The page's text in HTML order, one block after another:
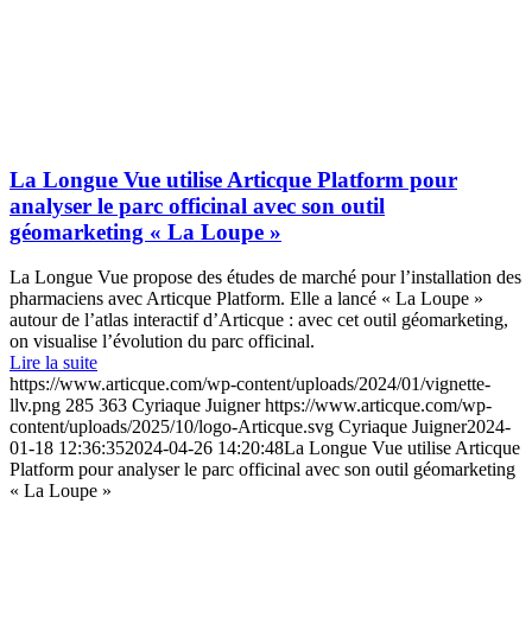
La Longue Vue utilise Articque Platform pour
analyser le parc officinal avec son outil
géomarketing « La Loupe »
La Longue Vue propose des études de marché pour l’installation des
pharmaciens avec Articque Platform. Elle a lancé « La Loupe »
autour de l’atlas interactif d’Articque : avec cet outil géomarketing,
on visualise l’évolution du parc officinal.
Lire la suite
https://www.articque.com/wp-content/uploads/2024/01/vignette-
llv.png 285 363 Cyriaque Juigner https://www.articque.com/wp-
content/uploads/2025/10/logo-Articque.svg Cyriaque Juigner2024-
01-18 12:36:352024-04-26 14:20:48La Longue Vue utilise Articque
Platform pour analyser le parc officinal avec son outil géomarketing
« La Loupe »